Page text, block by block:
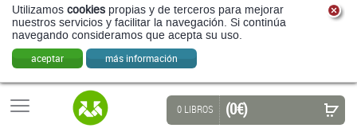
Utilizamos cookies propias y de terceros para mejorar
nuestros servicios y facilitar la navegación. Si continúa
navegando consideramos que acepta su uso.
aceptar más información
0 LIBROS (0 €)